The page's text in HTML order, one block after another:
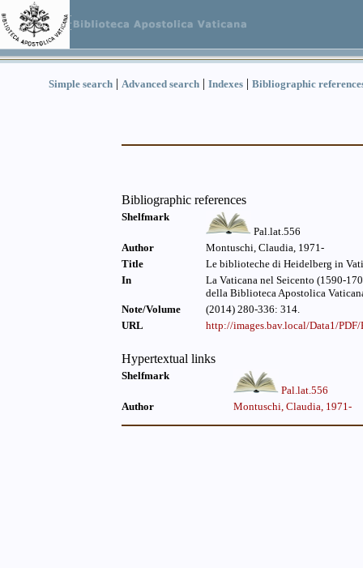
Simple search | Advanced search | Indexes | Bibliographic
Bibliographic references
Shelfmark
Pal.lat.556
Author
Montuschi, Claudia, 1971-
Title
Le biblioteche di Heidelberg in
In
La Vaticana nel Seicento (1590-
della Biblioteca Apostolica
Note/Volume
(2014) 280-336: 314.
URL
http://images.bav.local/Data1/
Hypertextual links
Shelfmark
Pal.lat.556
Author
Montuschi, Claudia, 1971-